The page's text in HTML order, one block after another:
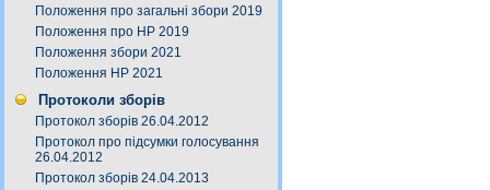
Положення про загальні збори 2019
Положення про НР 2019
Положення збори 2021
Положення НР 2021
Протоколи зборів
Протокол зборів 26.04.2012
Протокол про підсумки голосування
26.04.2012
Протокол зборів 24.04.2013